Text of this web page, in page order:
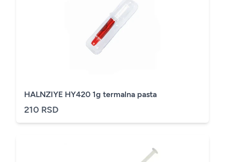
HALNZIYE HY420 1g termalna pasta
210 RSD